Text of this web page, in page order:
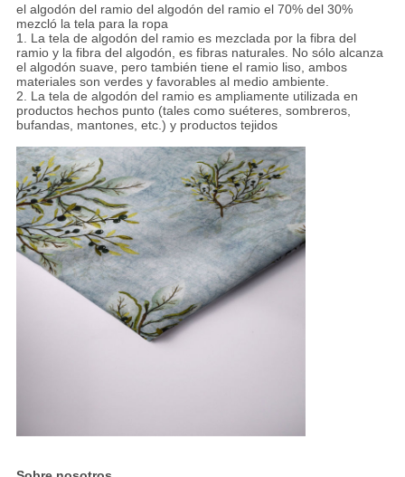
el algodón del ramio del algodón del ramio el 70% del 30%
mezcló la tela para la ropa
1. La tela de algodón del ramio es mezclada por la fibra del
ramio y la fibra del algodón, es fibras naturales. No sólo alcanza
el algodón suave, pero también tiene el ramio liso, ambos
materiales son verdes y favorables al medio ambiente.
2. La tela de algodón del ramio es ampliamente utilizada en
productos hechos punto (tales como suéteres, sombreros,
bufandas, mantones, etc.) y productos tejidos